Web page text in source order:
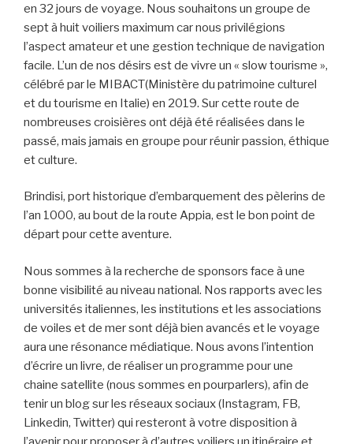
en 32 jours de voyage. Nous souhaitons un groupe de
sept à huit voiliers maximum car nous privilégions
l’aspect amateur et une gestion technique de navigation
facile. L’un de nos désirs est de vivre un « slow tourisme »,
célébré par le MIBACT(Ministère du patrimoine culturel
et du tourisme en Italie) en 2019. Sur cette route de
nombreuses croisières ont déjà été réalisées dans le
passé, mais jamais en groupe pour réunir passion, éthique
et culture.
Brindisi, port historique d’embarquement des pèlerins de
l’an 1000, au bout de la route Appia, est le bon point de
départ pour cette aventure.
Nous sommes à la recherche de sponsors face à une
bonne visibilité au niveau national. Nos rapports avec les
universités italiennes, les institutions et les associations
de voiles et de mer sont déjà bien avancés et le voyage
aura une résonance médiatique. Nous avons l’intention
d’écrire un livre, de réaliser un programme pour une
chaine satellite (nous sommes en pourparlers), afin de
tenir un blog sur les réseaux sociaux (Instagram, FB,
Linkedin, Twitter) qui resteront à votre disposition à